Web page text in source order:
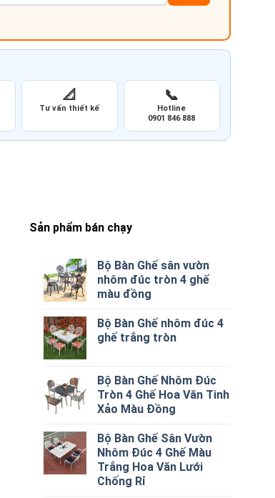
📐
Tư vấn thiết kế
📞
Hotline
0901 846 888
Sản phẩm bán chạy
Bộ Bàn Ghế sân vườn
nhôm đúc tròn 4 ghế
màu đồng
Bộ Bàn Ghế nhôm đúc 4
ghế trắng tròn
Bộ Bàn Ghế Nhôm Đúc
Tròn 4 Ghế Hoa Văn Tinh
Xảo Màu Đồng
Bộ Bàn Ghế Sân Vườn
Nhôm Đúc 4 Ghế Màu
Trắng Hoa Văn Lưới
Chống Rỉ